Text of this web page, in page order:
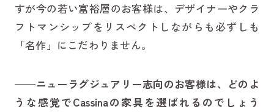
すが今の若い富裕層のお客様は、デザイナーやクラ
フトマンシップをリスペクトしながらも必ずしも
「名作」にこだわりません。
——ニューラグジュアリー志向のお客様は、どのよ
うな感覚でCassinaの家具を選ばれるのでしょう